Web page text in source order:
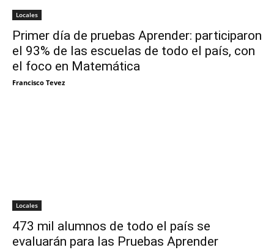
Locales
Primer día de pruebas Aprender: participaron
el 93% de las escuelas de todo el país, con
el foco en Matemática
Francisco Tevez
Locales
473 mil alumnos de todo el país se
evaluarán para las Pruebas Aprender